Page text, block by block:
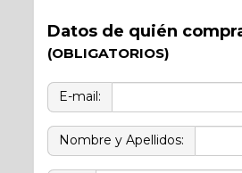
Datos de quién
(OBLIGATORIOS)
E-mail:
Nombre y Apellidos: